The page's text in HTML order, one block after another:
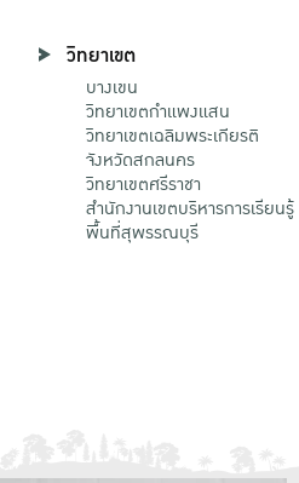
วิทยาเขต
บางเขน
วิทยาเขตกําแพงแสน
วิทยาเขตเฉลิมพระเกียรติ
จังหวัดสกลนคร
วิทยาเขตศรีราชา
สำนักงานเขตบริหารการเรียนรู้
พื้นที่สุพรรณบุรี